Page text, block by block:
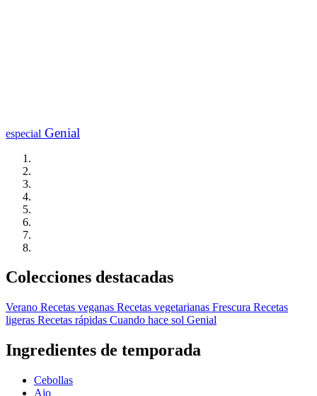
especial Genial
Colecciones destacadas
Verano Recetas veganas Recetas vegetarianas Frescura Recetas
ligeras Recetas rápidas Cuando hace sol Genial
Ingredientes de temporada
Cebollas
Ajo